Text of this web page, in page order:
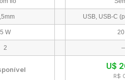
5 W
2
U$
R$